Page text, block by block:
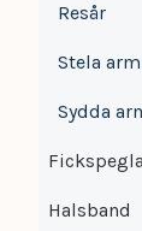
Resår
Stela
Sydda
Halsband